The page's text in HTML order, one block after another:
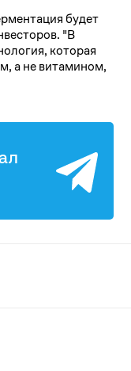
будет
"В
которая
а не витамином,